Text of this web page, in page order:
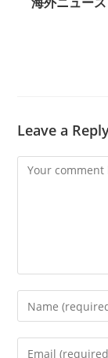
Leave a
Comment
Enter
your
name
Enter